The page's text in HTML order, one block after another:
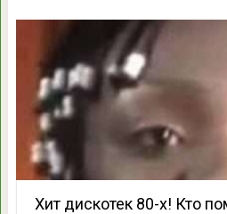
Хит дискотек 80-х! Кто